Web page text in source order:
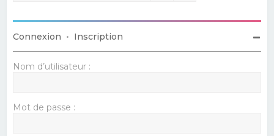
Connexion • Inscription
Nom d’utilisateur :
Mot de passe :